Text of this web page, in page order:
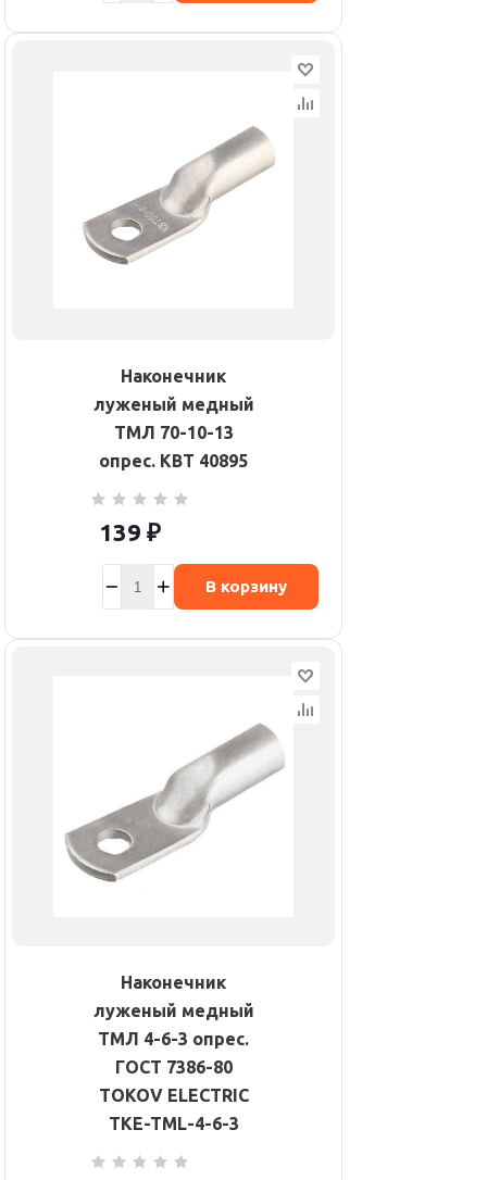
Наконечник
луженый медный
ТМЛ 70-10-13
опрес. КВТ 40895
139 ₽
В корзину
Наконечник
луженый медный
ТМЛ 4-6-3 опрес.
ГОСТ 7386-80
TOKOV ELECTRIC
TKE-TML-4-6-3